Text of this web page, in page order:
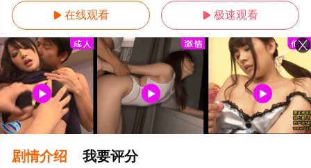
 在线观看  极速观看
剧情介绍 我要评分